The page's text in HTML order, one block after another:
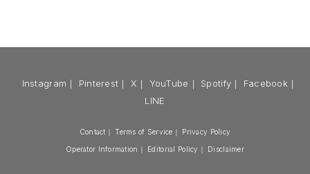
Instagram ｜ Pinterest ｜ X ｜ YouTube ｜ Spotify ｜ Facebook｜
LINE
Contact ｜ Terms of Service ｜ Privacy Policy
Operator Information ｜ Editorial Policy ｜ Disclaimer